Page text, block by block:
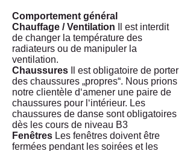
Comportement général
Chauffage / Ventilation Il est interdit
de changer la température des
radiateurs ou de manipuler la
ventilation.
Chaussures Il est obligatoire de porter
des chaussures „propres“. Nous prions
notre clientèle d‘amener une paire de
chaussures pour l‘intérieur. Les
chaussures de danse sont obligatoires
dès les cours de niveau B3
Fenêtres Les fenêtres doivent être
fermées pendant les soirées et les